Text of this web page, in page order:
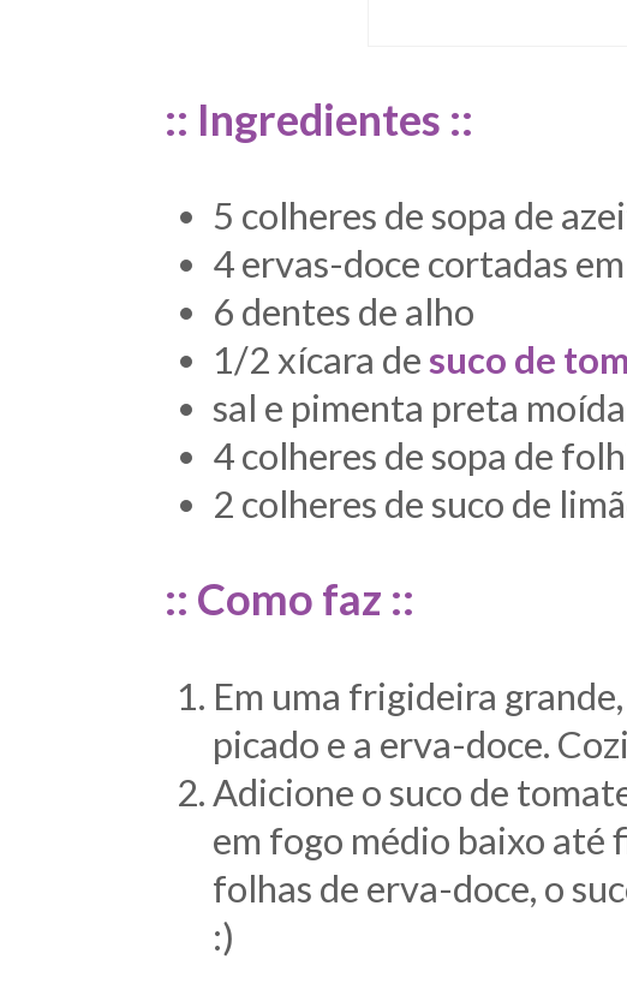
:: Ingredientes ::
5 colheres de sopa de
4 ervas-doce cortadas
6 dentes de alho
1/2 xícara desuco de
sal e pimenta preta
4 colheres de sopa de
2 colheres de suco de
:: Como faz ::
Em uma frigideira
picado e a erva-doce.
Adicione o suco de
em fogo médio baixo até
folhas de erva-doce, o
:)